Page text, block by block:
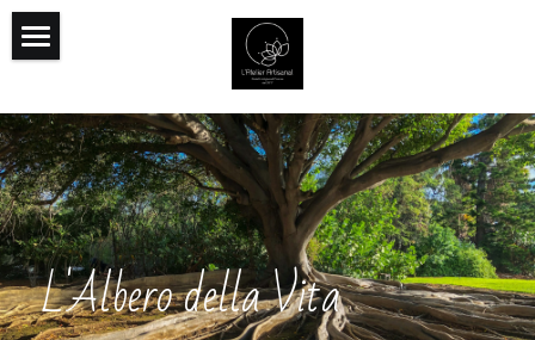
Pezzi Disponibili
Spedizioni
Significato delle Pietre
Colori - Cromoterapia
L'Albero della Vita